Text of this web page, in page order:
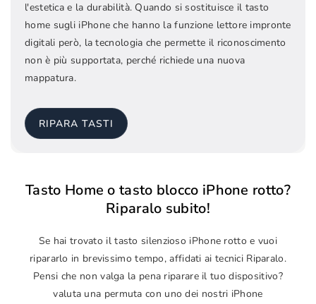
l'estetica e la durabilità. Quando si sostituisce il tasto
home sugli iPhone che hanno la funzione lettore impronte
digitali però, la tecnologia che permette il riconoscimento
non è più supportata, perché richiede una nuova
mappatura.
RIPARA TASTI
Tasto Home o tasto blocco iPhone rotto?
Riparalo subito!
Se hai trovato il tasto silenzioso iPhone rotto e vuoi
ripararlo in brevissimo tempo, affidati ai tecnici Riparalo.
Pensi che non valga la pena riparare il tuo dispositivo?
valuta una permuta con uno dei nostri iPhone